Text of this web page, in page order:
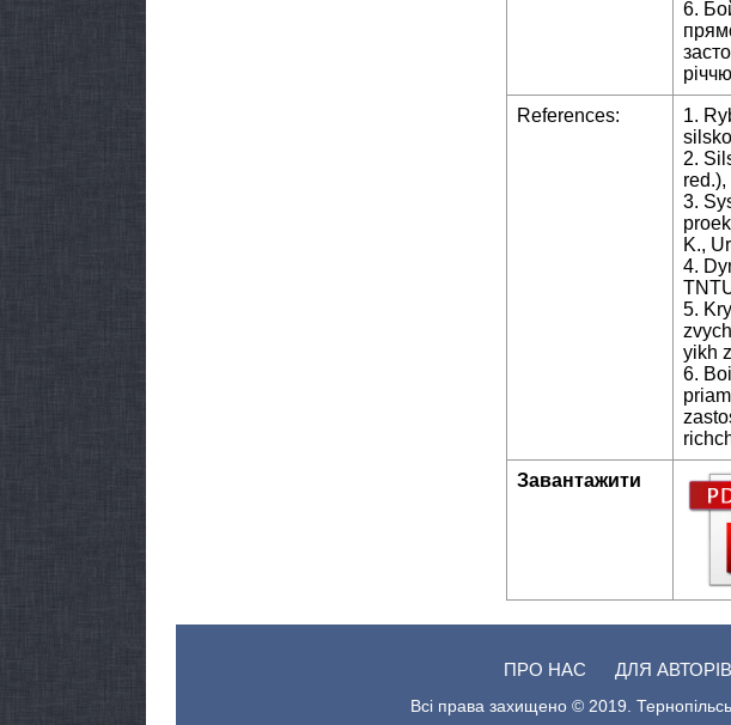
6.
References:
1.
2.
3.
K.,
4.
5.
yikh
6.
Завантажити
ПРО НАС ДЛЯ АВТОРІВ
Всі права захищено © 2019.